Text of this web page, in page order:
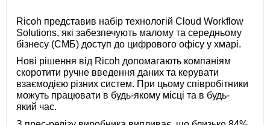
Ricoh представив набір технологій Cloud Workflow
Solutions, які забезпечують малому та середньому
бізнесу (СМБ) доступ до цифрового офісу у хмарі.
Нові рішення від Ricoh допомагають компаніям
скоротити ручне введення даних та керувати
взаємодією різних систем. При цьому співробітники
можуть працювати в будь-якому місці та в будь-
який час.